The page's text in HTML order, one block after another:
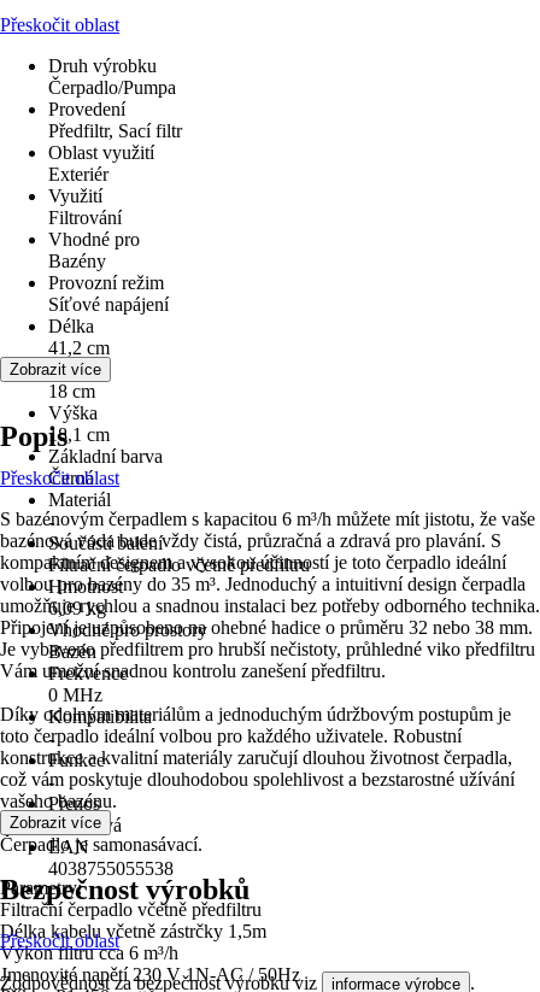
Přeskočit oblast
Druh výrobku
Čerpadlo/Pumpa
Provedení
Předfiltr, Sací filtr
Oblast využití
Exteriér
Využití
Filtrování
Vhodné pro
Bazény
Provozní režim
Síťové napájení
Délka
41,2 cm
Šířka
18 cm
Výška
18,1 cm
Základní barva
Černá
Materiál
-
Součástí balení
Filtrační čerpadlo včetně předfiltru
Hmotnost
6,09 kg
Vhodné pro prostory
Bazén
Frekvence
0 MHz
Kompatibilita
-
Funkce
-
Přenos
Kabelová
EAN
4038755055538
Zobrazit více
Popis
Přeskočit oblast
S bazénovým čerpadlem s kapacitou 6 m³/h můžete mít jistotu, že vaše
bazénová voda bude vždy čistá, průzračná a zdravá pro plavání. S
kompaktním designem a vysokou účinností je toto čerpadlo ideální
volbou pro bazény do 35 m³. Jednoduchý a intuitivní design čerpadla
umožňuje rychlou a snadnou instalaci bez potřeby odborného technika.
Připojení je uzpůsobeno na ohebné hadice o průměru 32 nebo 38 mm.
Je vybaveno předfiltrem pro hrubší nečistoty, průhledné viko předfiltru
Vám umožní snadnou kontrolu zanešení předfiltru.
Díky odolným materiálům a jednoduchým údržbovým postupům je
toto čerpadlo ideální volbou pro každého uživatele. Robustní
konstrukce a kvalitní materiály zaručují dlouhou životnost čerpadla,
což vám poskytuje dlouhodobou spolehlivost a bezstarostné užívání
vašeho bazénu.
Čerpadlo je samonasávací.
Parametry:
Filtrační čerpadlo včetně předfiltru
Délka kabelu včetně zástrčky 1,5m
Výkon filtru cca 6 m³/h
Jmenovité napětí 230 V 1N-AC / 50Hz
Zobrazit více
Bezpečnost výrobků
Přeskočit oblast
Zodpovědnost za bezpečnost výrobku viz informace výrobce .